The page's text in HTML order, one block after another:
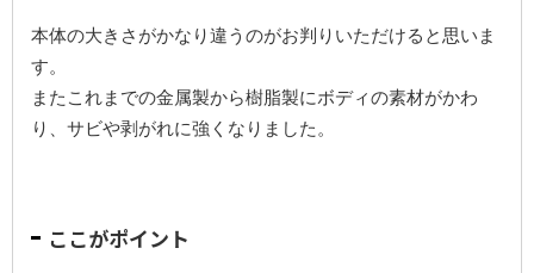
本体の大きさがかなり違うのがお判りいただけると思いま
す。
またこれまでの金属製から樹脂製にボディの素材がかわ
り、サビや剥がれに強くなりました。
ここがポイント